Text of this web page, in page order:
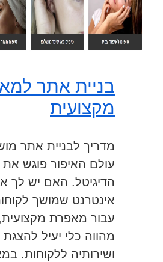
בניית אתר
מקצועית
מדריך לבניית אתר
עולם האיפור פוגש
הדיגיטל. האם יש לך
אינטרנט שמושך
עבור מאפרת
מהווה כלי יעיל להצגת
ושירותיה ללקוחות.